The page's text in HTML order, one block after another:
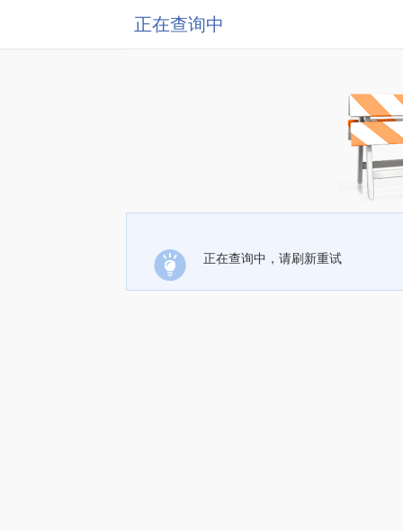
正在查询中
正在查询中，请刷新重试